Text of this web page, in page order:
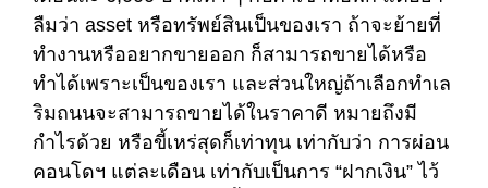
ลืมว่า asset หรือทรัพย์สินเป็นของเรา ถ้าจะย้ายที่
ทำงานหรืออยากขายออก ก็สามารถขายได้หรือ
ทำได้เพราะเป็นของเรา และส่วนใหญ่ถ้าเลือกทำเล
ริมถนนจะสามารถขายได้ในราคาดี หมายถึงมี
กำไรด้วย หรือขี้เหร่สุดก็เท่าทุน เท่ากับว่า การผ่อน
คอนโดฯ แต่ละเดือน เท่ากับเป็นการ “ฝากเงิน” ไว้